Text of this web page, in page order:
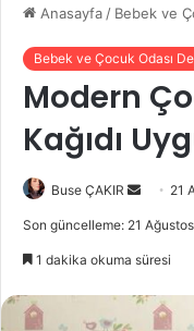
Anasayfa / Bebek ve
Bebek ve Çocuk Odası
Modern
Kağıdı
Buse ÇAKIR
e
-
21
Son güncelleme: 21
1 dakika okuma süresi